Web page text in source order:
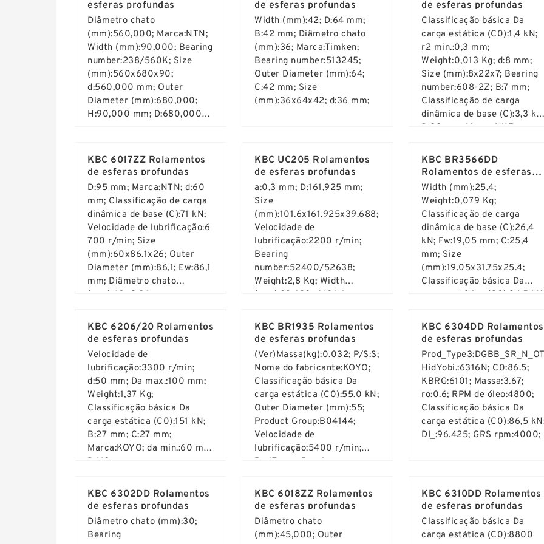
esferas profundas
Diâmetro chato
(mm):560,000; Marca:NTN;
Width (mm):90,000; Bearing
number:238/560K; Size
(mm):560x680x90;
d:560,000 mm; Outer
Diameter (mm):680,000;
H:90,000 mm; D:680,000
de esferas profundas
Width (mm):42; D:64 mm;
B:42 mm; Diâmetro chato
(mm):36; Marca:Timken;
Bearing number:513245;
Outer Diameter (mm):64;
C:42 mm; Size
(mm):36x64x42; d:36 mm;
de esferas profundas
Classificação básica Da
carga estática (C0):1,4 kN;
r2 min.:0,3 mm;
Weight:0,013 Kg; d:8 mm;
Size (mm):8x22x7; Bearing
number:608-2Z; B:7 mm;
Classificação de carga
dinâmica de base (C):3,3
D:22 mm; Marca:NKE;
KBC 6017ZZ Rolamentos
de esferas profundas
D:95 mm; Marca:NTN; d:60
mm; Classificação de carga
dinâmica de base (C):71 kN;
Velocidade de lubrificação:6
700 r/min; Size
(mm):60x86.1x26; Outer
Diameter (mm):86,1; Ew:86,1
mm; Diâmetro chato
(mm):60; C:26 mm;
KBC UC205 Rolamentos
de esferas profundas
a:0,3 mm; D:161,925 mm;
Size
(mm):101.6x161.925x39.688;
Velocidade de
lubrificação:2200 r/min;
Bearing
number:52400/52638;
Weight:2,8 Kg; Width
(mm):39,688; d:101,6 mm;
carga estática (C0):343 kN;
T:39,688 mm;
KBC BR3566DD
Rolamentos de esferas
profundas
Width (mm):25,4;
Weight:0,079 Kg;
Classificação de carga
dinâmica de base (C):26,4
kN; Fw:19,05 mm; C:25,4
mm; Size
(mm):19.05x31.75x25.4;
Classificação básica Da
carga estática (C0):34,5
Diameter (mm):31,75;
Diâmetro chato (mm):19,05;
KBC 6206/20 Rolamentos
de esferas profundas
Velocidade de
lubrificação:3300 r/min;
d:50 mm; Da max.:100 mm;
Weight:1,37 Kg;
Classificação básica Da
carga estática (C0):151 kN;
B:27 mm; C:27 mm;
Marca:KOYO; da min.:60 mm;
D:110 mm;
KBC BR1935 Rolamentos
de esferas profundas
(Ver)Massa(kg):0.032; P/S:S;
Nome do fabricante:KOYO;
Classificação básica Da
carga estática (C0):55.0 kN;
Outer Diameter (mm):55;
Product Group:B04144;
Velocidade de
lubrificação:5400 r/min;
Bc:17 mm; Bearing
Shaft(min.):49.989;
KBC 6304DD Rolamentos
de esferas profundas
HidYobi.:6316N; C0:86.5;
KBRG:6101; Massa:3.67;
ro:0.6; RPM de óleo:4800;
Classificação básica Da
carga estática (C0):86,5
DI_:96.425; GRS rpm:4000;
KBC 6302DD Rolamentos
de esferas profundas
Diâmetro chato (mm):30;
Bearing
KBC 6018ZZ Rolamentos
de esferas profundas
Diâmetro chato
(mm):45,000; Outer
KBC 6310DD Rolamentos
de esferas profundas
Classificação básica Da
carga estática (C0):8800